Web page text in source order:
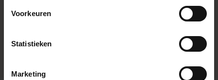
Voorkeuren
Statistieken
Marketing